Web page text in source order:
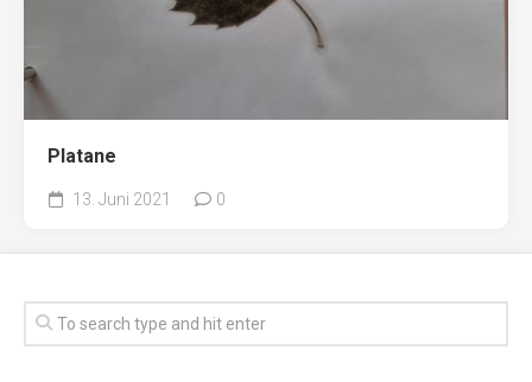
Platane
13. Juni 2021 0